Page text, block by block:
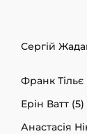
Сергій
Франк Тільє
Ерін Ватт (5)
Анастасія